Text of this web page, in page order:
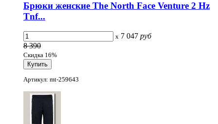
Брюки женские The North Face Venture 2 Hz
Tnf...
x 7 047 руб
8 390
Скидка 16%
Артикул: mt-259643